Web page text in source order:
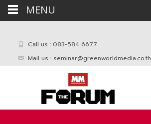
Call us : 083-584 6677
Mail us : seminar@greenworldmedia.co.th
MENU